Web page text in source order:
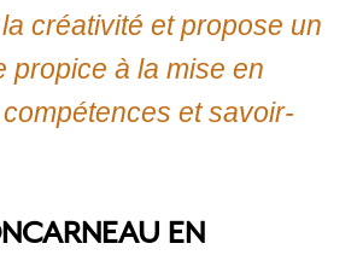
créativité et propose un
propice à la mise en
et savoir-
EN